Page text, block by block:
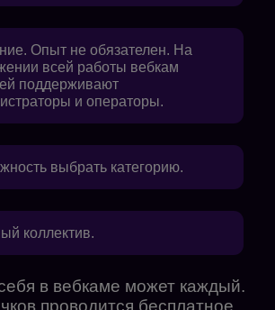
Опыт не обязателен. На
всей работы вебкам
поддерживают
и операторы.
выбрать категорию.
коллектив.
в вебкаме может каждый.